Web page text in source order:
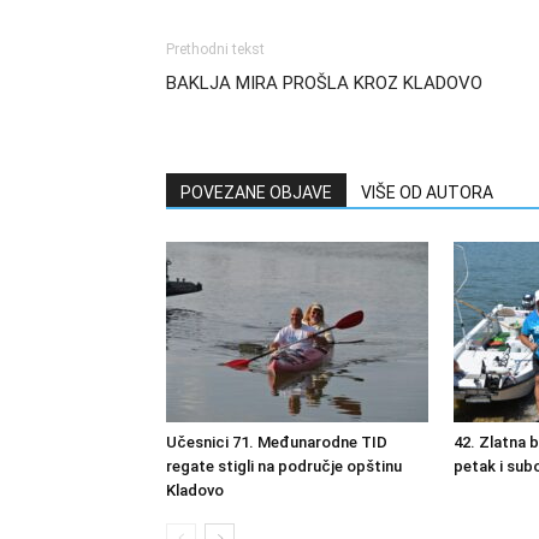
Prethodni tekst
BAKLJA MIRA PROŠLA KROZ KLADOVO
POVEZANE OBJAVE VIŠE OD AUTORA
Učesnici 71. Međunarodne TID
regate stigli na područje opštinu
Kladovo
42. Zlatna
petak i